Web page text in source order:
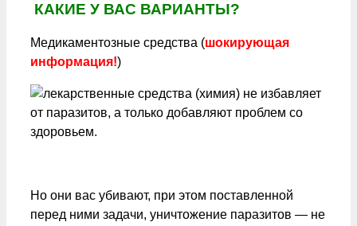
КАКИЕ У ВАС ВАРИАНТЫ?
Медикаментозные средства (шокирующая
информация!)
Но они вас убивают, при этом поставленной
перед ними задачи, уничтожение паразитов — не